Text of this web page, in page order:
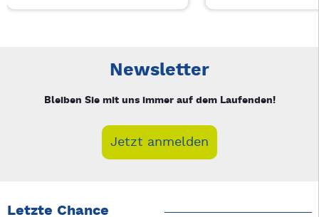
Newsletter
Bleiben Sie mit uns immer auf dem Laufenden!
Jetzt anmelden
Letzte Chance